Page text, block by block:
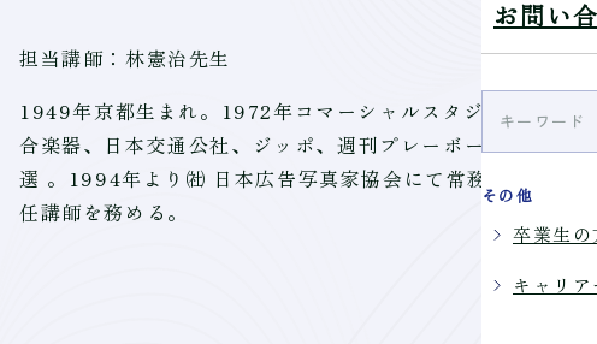
お問い
その他
卒業生の
キャリ
担当講師：林憲治先生
1949年京都生まれ。1972年コマーシャルスタジオ・マコ
合楽器、日本交通公社、ジッポ、週刊プレーボーイ、他。
選 。1994年より㈳ 日本広告写真家協会にて常務理事を６
任講師を務める。